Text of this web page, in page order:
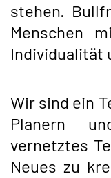
stehen.
Menschen
Individualität
Wir sind ein
Planern
vernetztes
Neues zu